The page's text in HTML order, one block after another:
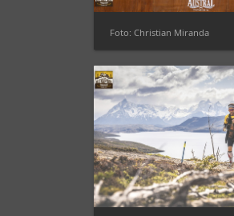
Foto: Christian Miranda